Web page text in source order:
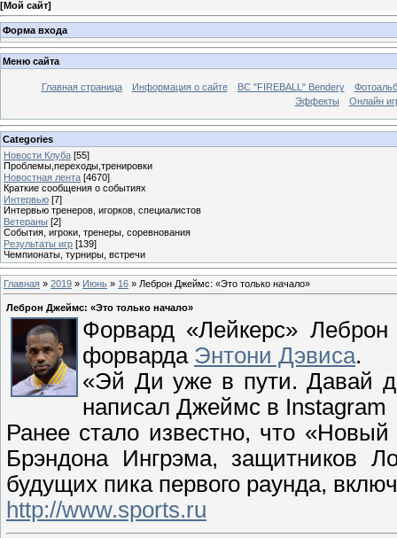
[Мой сайт]
Форма входа
Меню сайта
Главная страница Информация о сайте BC "FIREBALL" Bendery
Эффекты
Онлайн
Categories
Новости Клуба [55]
Проблемы,переходы,тренировки
Новостная лента [4670]
Краткие сообщения о событиях
Интервью [7]
Интервью тренеров, игорков, специалистов
Ветераны [2]
События, игроки, тренеры, соревнования
Результаты игр [139]
Чемпионаты, турниры, встречи
Главная » 2019 » Июнь » 16 » Леброн Джеймс: «Это только начало»
Леброн Джеймс: «Это только начало»
Форвард «Лейкерс»
форварда Энтони Дэвиса.
«Эй Ди уже в пути. Давай
написал Джеймс в Instagram
Ранее стало известно, что
Брэндона Ингрэма, защитников
будущих пика первого раунда,
http://www.sports.ru